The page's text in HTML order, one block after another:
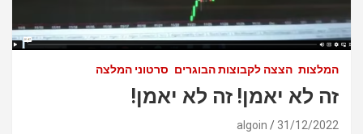
המלצות הצצה לקבוצות הבוגרים סרטוני המלצה
זה לא יאמן! זה לא יאמן!
31/12/2022
algoin